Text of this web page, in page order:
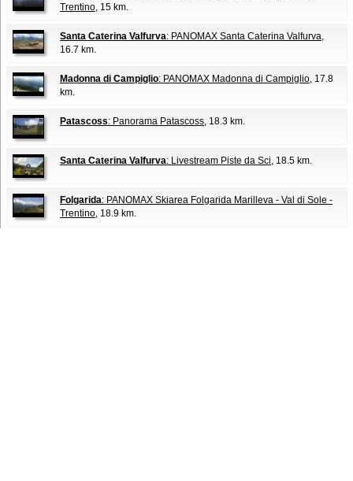
Trentino, 15 km.
Santa Caterina Valfurva: PANOMAX Santa Caterina Valfurva,
16.7 km.
Madonna di Campiglio: PANOMAX Madonna di Campiglio, 17.8
km.
Patascoss: Panorama Patascoss, 18.3 km.
Santa Caterina Valfurva: Livestream Piste da Sci, 18.5 km.
Folgarida: PANOMAX Skiarea Folgarida Marilleva - Val di Sole -
Trentino, 18.9 km.